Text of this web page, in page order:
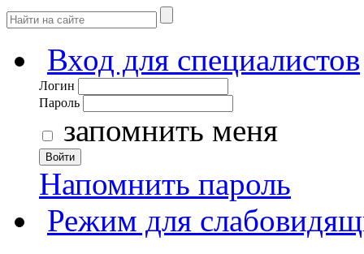
Вход для специалистов
Логин
Пароль
запомнить меня
Войти
Напомнить пароль
Режим для